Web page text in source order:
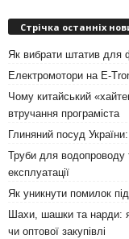
Стрічка останніх
Як вибрати штатив для
Електромотори на E-
Чому китайський
втручання програміста
Глиняний посуд
Труби для водопроводу
експлуатації
Як уникнути помилок
Шахи, шашки та нарди:
чи оптової закупівлі